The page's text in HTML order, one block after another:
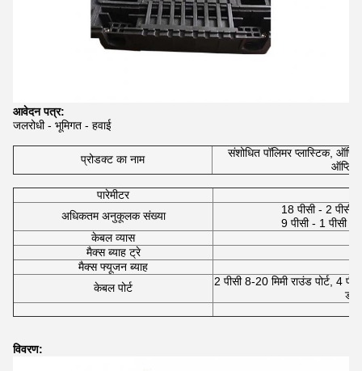
आवेदन पत्र:
जलरोधी - भूमिगत - हवाई
प्रोडक्ट का नाम
संशोधित पॉलिमर प्लास्टिक,
ऑप्टिक
पारेमीटर
अधिकतम अनुकूलक संख्या
18 पीसी - 2 पीसी
9 पीसी - 1 पीसी
केबल व्यास
मैक्स ब्याह ट्रे
मैक्स फ्यूजन ब्याह
केबल पोर्ट
2 पीसी 8-20 मिमी राउंड पोर्ट, 4
विवरण: